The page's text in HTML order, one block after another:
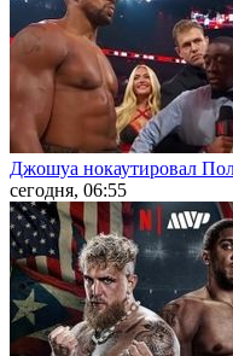
Джошуа нокаутировал
сегодня, 06:55